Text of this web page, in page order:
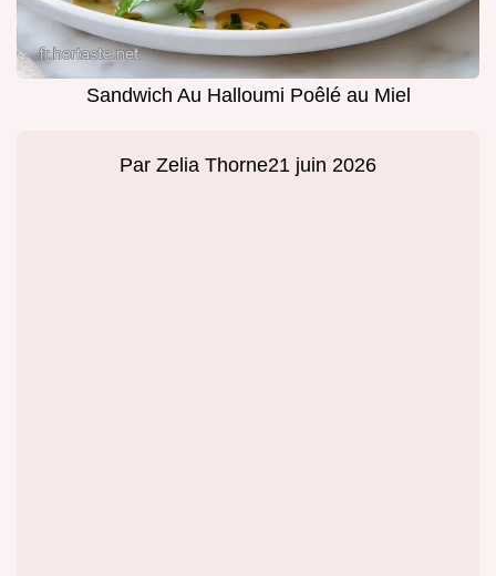
Sandwich Au Halloumi Poêlé au Miel
Par Zelia Thorne21 juin 2026